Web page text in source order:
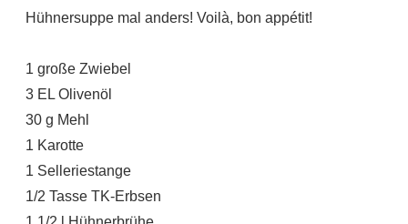
Hühnersuppe mal anders! Voilà, bon appétit!
1 große Zwiebel
3 EL Olivenöl
30 g Mehl
1 Karotte
1 Selleriestange
1/2 Tasse TK-Erbsen